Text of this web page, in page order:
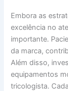
Embora as
excelência no
importante.
da marca,
Além disso,
equipamentos
tricologista.